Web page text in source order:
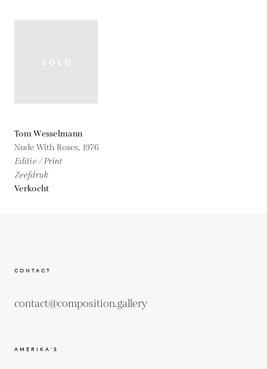
Tom Wesselmann
Nude With Roses, 1976
Editie / Print
Zeefdruk
Verkocht
CONTACT
contact@composition.gallery
AMERIKA’S